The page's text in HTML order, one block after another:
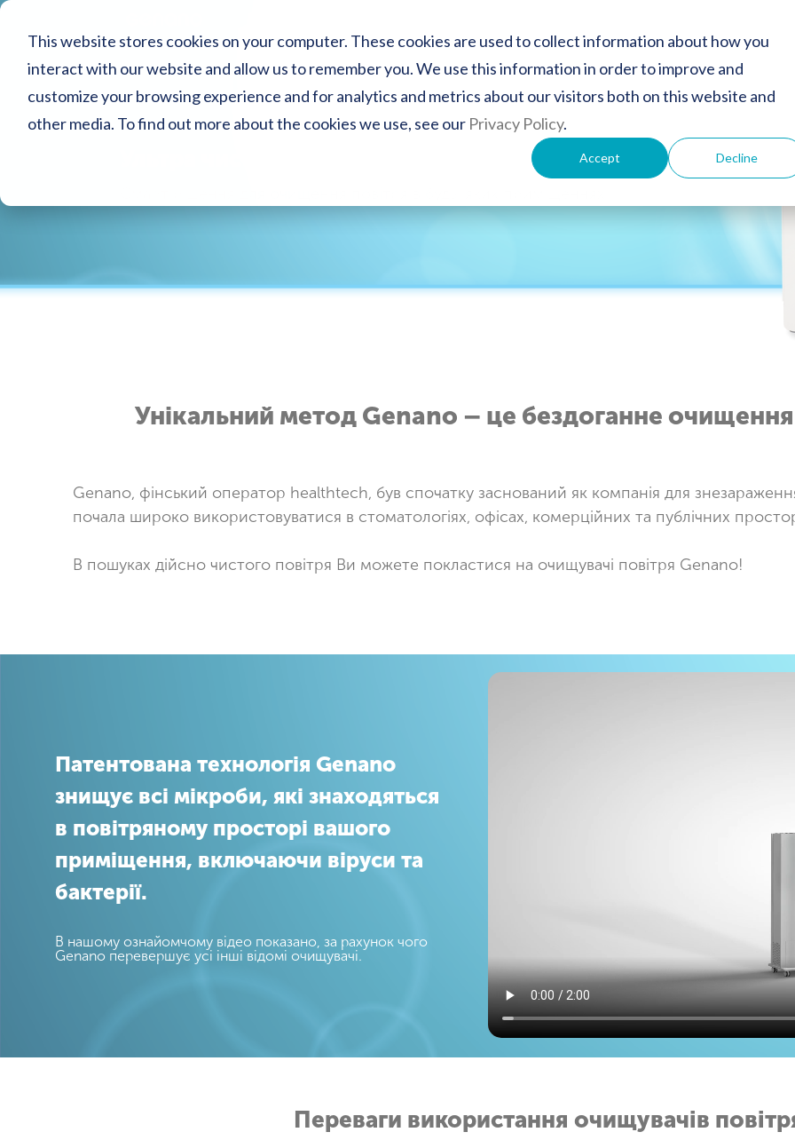
This website stores cookies on your computer. These cookies are used to collect information about how you
interact with our website and allow us to remember you. We use this information in order to improve and
customize your browsing experience and for analytics and metrics about our visitors both on this website and
other media. To find out more about the cookies we use, see our Privacy Policy.
Accept Decline
Унікальний метод Genano – це бездоганне очищення
Genano, фінський оператор healthtech, був спочатку заснований як компанія для
почала широко використовуватися в стоматологіях, офісах, комерційних та публічних
В пошуках дійсно чистого повітря Ви можете покластися на очищувачі повітря Genano!
Патентована технологія Genano
знищує всі мікроби, які знаходяться
в повітряному просторі вашого
приміщення, включаючи віруси та
бактерії.
В нашому ознайомчому відео показано, за рахунок чого
Genano перевершує усі інші відомі очищувачі.
Переваги використання очищувачів